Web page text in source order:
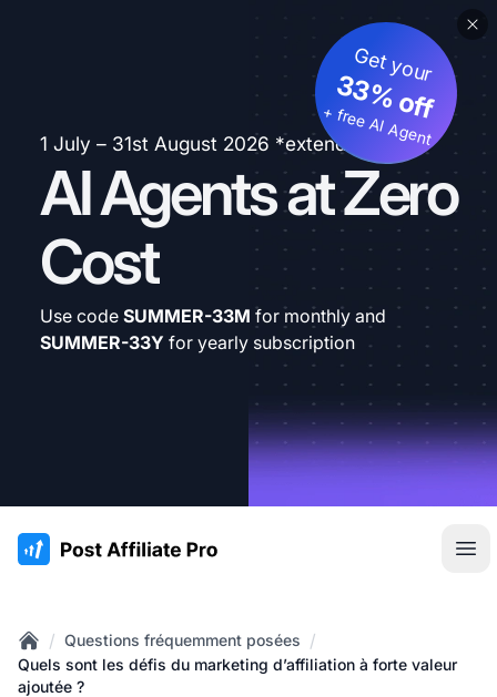
1 July – 31st August 2026 *extended
AI Agents at Zero
Cost
Get your
33% off
+ free AI Agent
Use code SUMMER-33M for monthly and
SUMMER-33Y for yearly subscription
:site.title
Home
/ Questions fréquemment posées /
Quels sont les défis du marketing d’affiliation à forte valeur
ajoutée ?